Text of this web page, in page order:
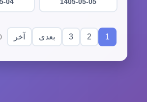
1
2
3 بعدی آخر